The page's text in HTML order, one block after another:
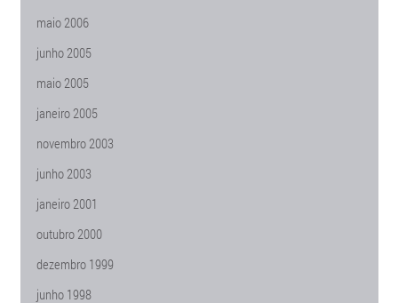
maio 2006
junho 2005
maio 2005
janeiro 2005
novembro 2003
junho 2003
janeiro 2001
outubro 2000
dezembro 1999
junho 1998